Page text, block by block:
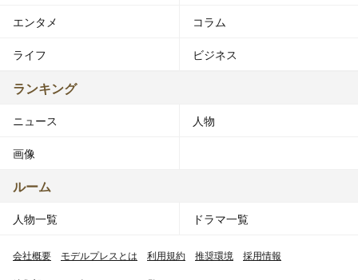
エンタメ コラム
ライフ ビジネス
ランキング
ニュース 人物
画像
ルーム
人物一覧 ドラマ一覧
会社概要 モデルプレスとは 利用規約 推奨環境 採用情報